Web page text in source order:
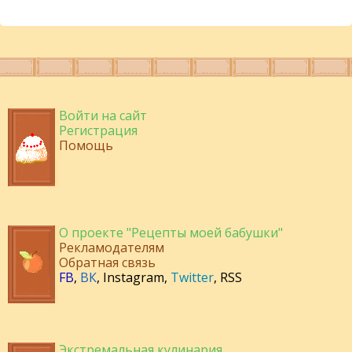
Войти на сайт
Регистрация
Помощь
О проекте "Рецепты моей бабушки"
Рекламодателям
Обратная связь
FB, ВК, Instagram, Twitter, RSS